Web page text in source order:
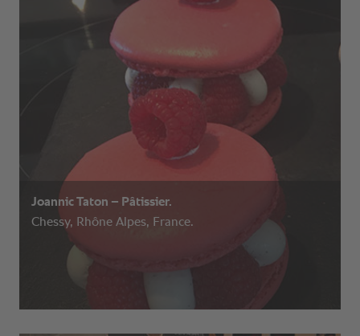
Joannic Taton – Pâtissier.
Chessy, Rhône Alpes, France.